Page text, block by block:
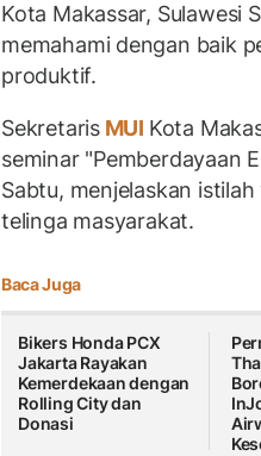
Kota Makassar, Sulawesi
memahami dengan baik
produktif.
SekretarisMUI Kota
seminar "Pemberdayaan
Sabtu, menjelaskan
telinga masyarakat.
Baca Juga
Bikers Honda PCX
Jakarta Rayakan
Kemerdekaan dengan
Rolling City dan
Donasi